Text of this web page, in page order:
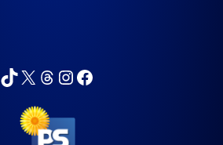
sarppa_74
Sartza
sarikykyri
sarikykyri
Sari Kykyri